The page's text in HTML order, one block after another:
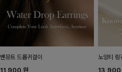
벤뮤트 드롭귀걸이
11,900 원
노잉티 링